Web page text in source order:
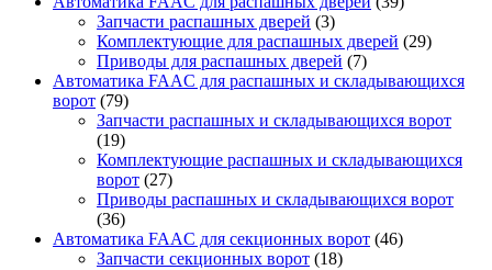
Запчасти распашных дверей (3)
Комплектующие для распашных дверей (29)
Приводы для распашных дверей (7)
Автоматика FAAC для распашных и складывающихся
ворот (79)
Запчасти распашных и складывающихся ворот
(19)
Комплектующие распашных и складывающихся
ворот (27)
Приводы распашных и складывающихся ворот
(36)
Автоматика FAAC для секционных ворот (46)
Запчасти секционных ворот (18)